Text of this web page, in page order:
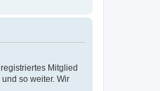
Mitglied
so weiter. Wir